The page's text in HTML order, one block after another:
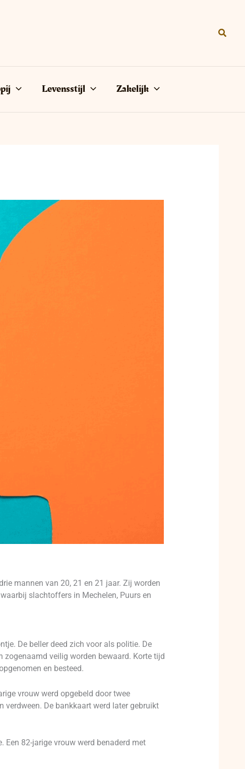
Levensstijl Zakelijk
mannen van 20, 21 en 21 jaar. Zij worden
slachtoffers in Mechelen, Puurs en
De beller deed zich voor als politie. De
zogenaamd veilig worden bewaard. Korte tijd
en besteed.
vrouw werd opgebeld door twee
verdween. De bankkaart werd later gebruikt
Een 82-jarige vrouw werd benaderd met